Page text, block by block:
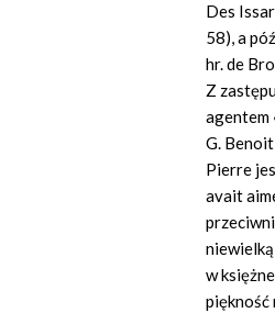
Des
58), a
hr. de
Z
agentem
G.
Pierre
avait
w
piękność